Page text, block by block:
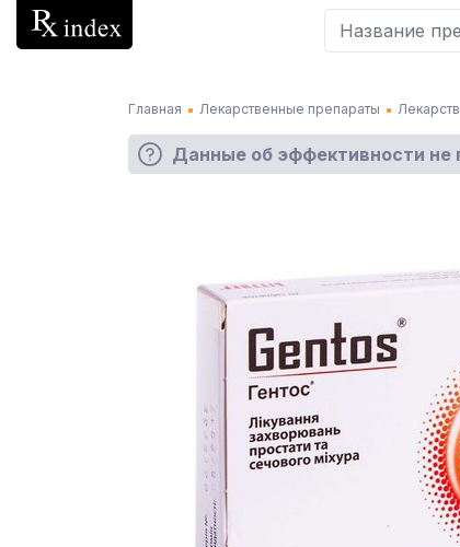
Главная Лекарственные препараты
Данные об эффективности не